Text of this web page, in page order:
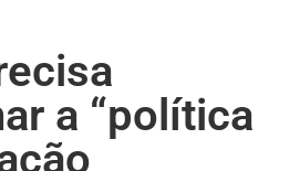
a “política